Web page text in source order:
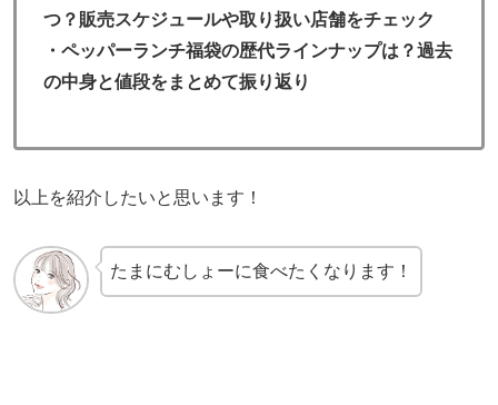
つ？販売スケジュールや取り扱い店舗をチェック
・ペッパーランチ福袋の歴代ラインナップは？過去
の中身と値段をまとめて振り返り
以上を紹介したいと思います！
たまにむしょーに食べたくなります！